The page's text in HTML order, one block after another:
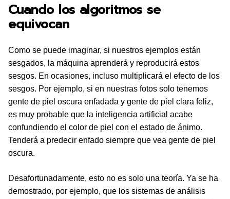
Cuando los algoritmos se
equivocan
Como se puede imaginar, si nuestros ejemplos están
sesgados, la máquina aprenderá y reproducirá estos
sesgos. En ocasiones, incluso multiplicará el efecto de los
sesgos. Por ejemplo, si en nuestras fotos solo tenemos
gente de piel oscura enfadada y gente de piel clara feliz,
es muy probable que la inteligencia artificial acabe
confundiendo el color de piel con el estado de ánimo.
Tenderá a predecir enfado siempre que vea gente de piel
oscura.
Desafortunadamente, esto no es solo una teoría. Ya se ha
demostrado, por ejemplo, que los sistemas de análisis